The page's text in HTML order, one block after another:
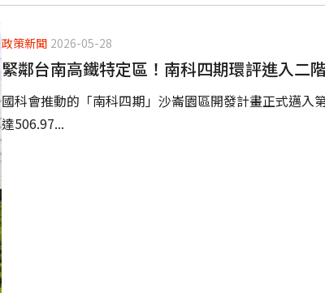
政策新聞 2026-05-28
緊鄰台南高鐵特定區！南科四期環評進入二
國科會推動的「南科四期」沙崙園區開發計畫正式邁入
達506.97...